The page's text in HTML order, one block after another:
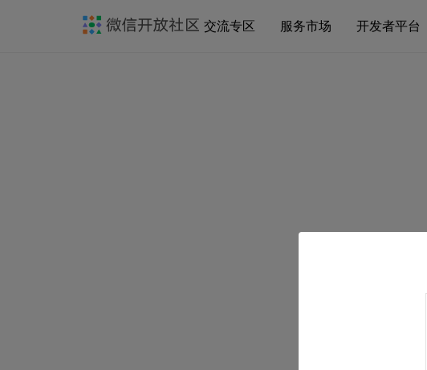
交流专区 服务市场 开发者平台